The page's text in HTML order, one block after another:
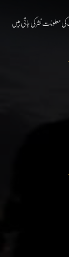
معلومات نشر کی جاتی ہیں